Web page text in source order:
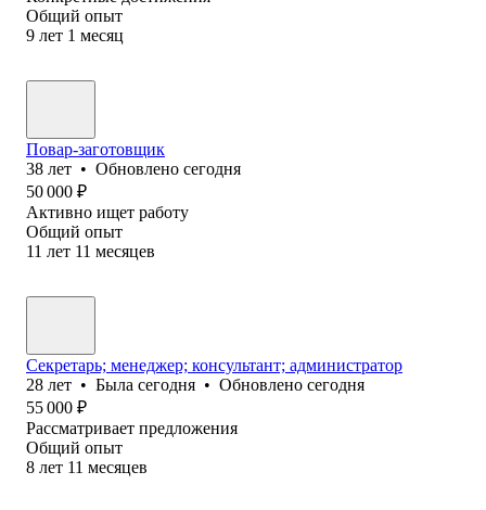
Общий опыт
9 лет 1 месяц
Повар-заготовщик
38 лет • Обновлено сегодня
50 000 ₽
Активно ищет работу
Общий опыт
11 лет 11 месяцев
Секретарь; менеджер; консультант; администратор
28 лет • Была сегодня • Обновлено сегодня
55 000 ₽
Рассматривает предложения
Общий опыт
8 лет 11 месяцев